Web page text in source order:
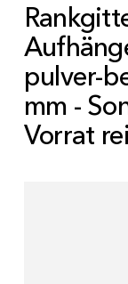
pulver-
mm -
Vorrat